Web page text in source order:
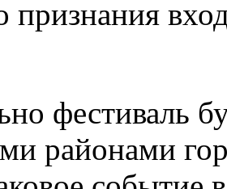
признания
фестиваль
районами